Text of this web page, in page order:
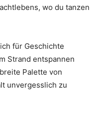
wo du tanzen
für Geschichte
Strand entspannen
Palette von
unvergesslich zu